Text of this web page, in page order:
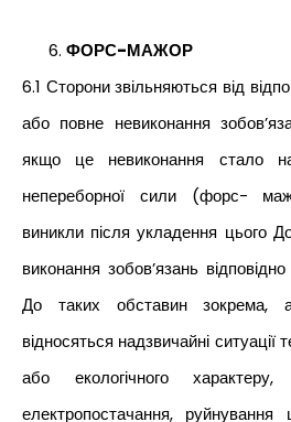
ФОРС-МАЖОР
6.1 Сторони звільняються від
або повне невиконання
якщо це невиконання стало
непереборної сили (форс-
виникли після укладення цього
виконання зобов’язань
До таких обставин зокрема,
відносяться надзвичайні ситуації
або екологічного
електропостачання, руйнування